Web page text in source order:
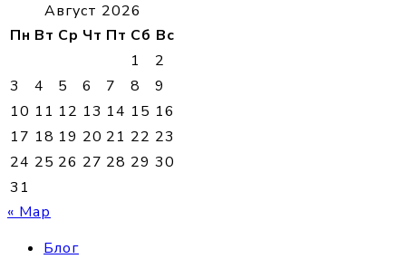
Август 2026
Пн Вт Ср Чт Пт Сб Вс
1
2
3
4 5 6 7 8
9
10 11 12 13 14 15 16
17 18 19 20 21 22 23
24 25 26 27 28 29 30
31
« Мар
Блог